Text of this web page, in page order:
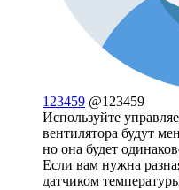
123459 @123459
Используйте
вентилятора будут
но она будет
Если вам нужна
датчиком